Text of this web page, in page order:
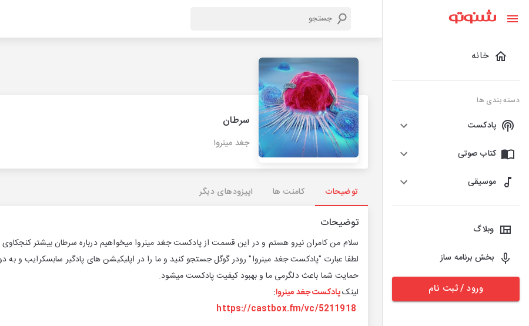
خانه
دسته بندی ها
پادکست
کتاب صوتی
موسیقی
وبلاگ
بخش برنامه ساز
ورود / ثبت نام
سرطان
جغد مینروا
توضیحات کامنت ها اپیزودهای دیگر
توضیحات
سلام من کامران نیرو هستم و در این قسمت از پادکست جغد مینروا میخواهیم درباره سرطان بیشتر کنجکاوی
لطفا عبارت "پادکست جغد مینروا" رودر گوگل جستجو کنید و ما را در اپلیکیشن های پادگیر سابسکرایب و
حمایت شما باعث دلگرمی ما و بهبود کیفیت پادکست میشود.
لینکپادکست جغد مینروا:
https://castbox.fm/vc/5211918